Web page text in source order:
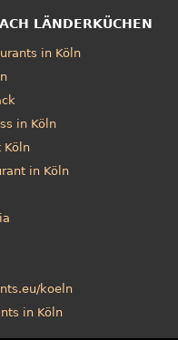
LÄNDERKÜCHEN
in Köln
in Köln
Köln
in Köln
koeln
in Köln